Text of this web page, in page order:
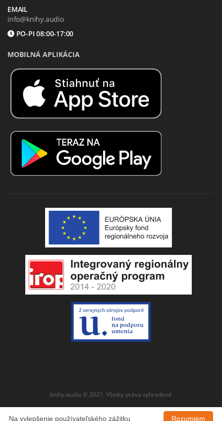
EMAIL
info@knihy.audio
PO-PI 08:00-17:00
MOBILNÁ APLIKÁCIA
knihy.audio © 2021. Všetky práva vyhradené
Rozumiem
Na vylepšenie používateľského zážitku